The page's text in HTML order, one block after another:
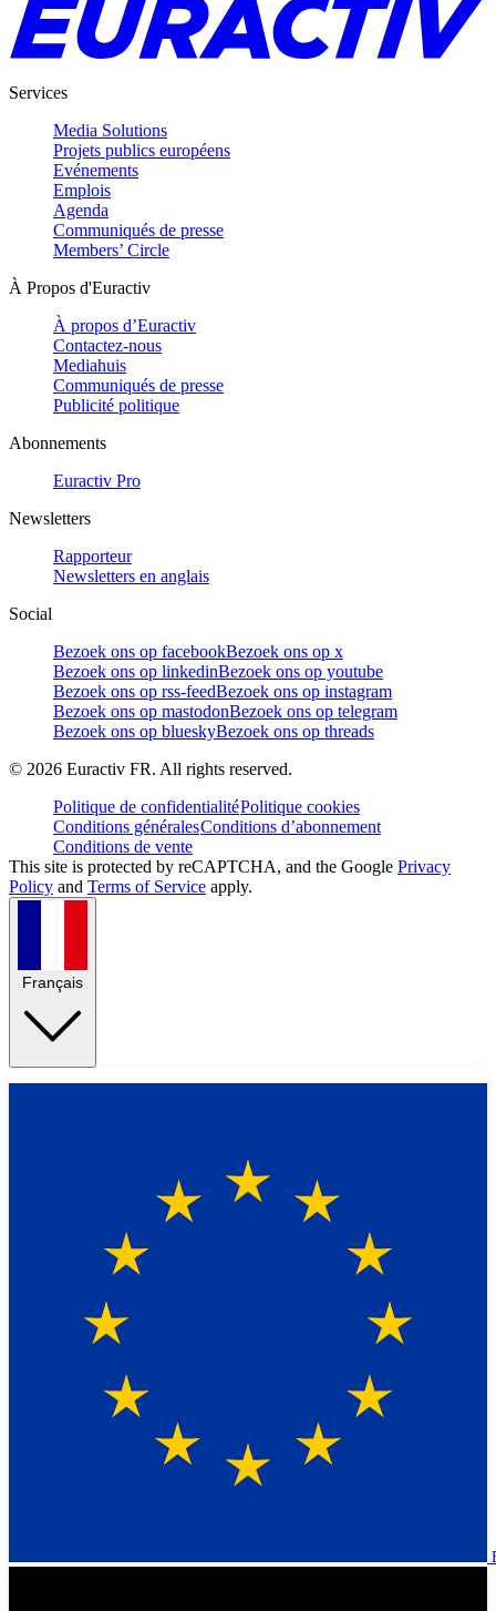
Services
Media Solutions
Projets publics européens
Evénements
Emplois
Agenda
Communiqués de presse
Members’ Circle
À Propos d'Euractiv
À propos d’Euractiv
Contactez-nous
Mediahuis
Communiqués de presse
Publicité politique
Abonnements
Euractiv Pro
Newsletters
Rapporteur
Newsletters en anglais
Social
Bezoek ons op facebookBezoek ons op x
Bezoek ons op linkedinBezoek ons op youtube
Bezoek ons op rss-feedBezoek ons op instagram
Bezoek ons op mastodonBezoek ons op telegram
Bezoek ons op blueskyBezoek ons op threads
© 2026 Euractiv FR. All rights reserved.
Politique de confidentialitéPolitique cookies
Conditions généralesConditions d’abonnement
Conditions de vente
This site is protected by reCAPTCHA, and the Google Privacy
Policy and Terms of Service apply.
Français